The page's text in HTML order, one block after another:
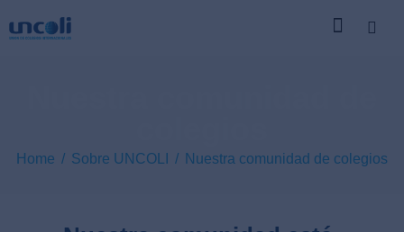
Home Sobre UNCOLI Nuestra comunidad de colegios